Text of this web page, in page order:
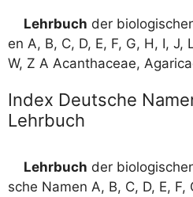
Lehr­buch der
en A, B, C, D, E, F, G, H, I, J,
W, Z A Acant­haceae,
Index Deutsche
Lehrbuch
Lehr­buch der
sche Namen A, B, C, D, E, F,